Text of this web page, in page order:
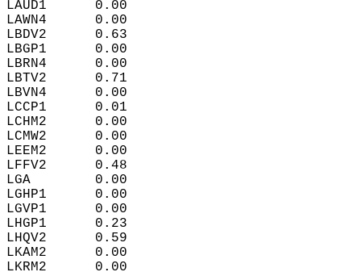
LAUD1      0.00
LAWN4      0.00
LBDV2      0.63
LBGP1      0.00
LBRN4      0.00
LBTV2      0.71
LBVN4      0.00
LCCP1      0.01
LCHM2      0.00
LCMW2      0.00
LEEM2      0.00
LFFV2      0.48
LGA        0.00
LGHP1      0.00
LGVP1      0.00
LHGP1      0.23
LHQV2      0.59
LKAM2      0.00
LKRM2      0.00